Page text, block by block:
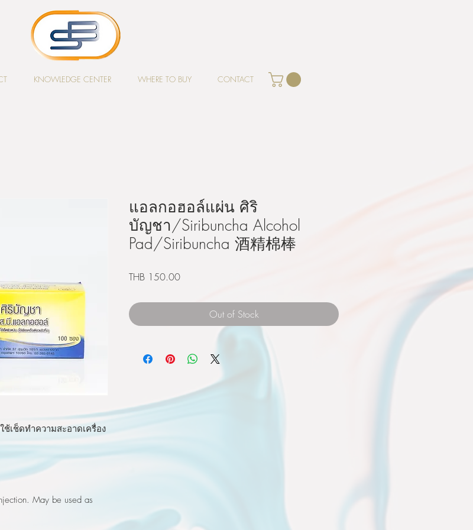
KNOWLEDGE CENTER WHERE TO BUY CONTACT
เช็ดทำความสะอาดเครื่อง
May be used as
แอลกอฮอล์แผ่น ศิริ
บัญชา/Siribuncha Alcohol
Pad/Siribuncha 酒精棉棒
THB 150.00Price
Out of Stock